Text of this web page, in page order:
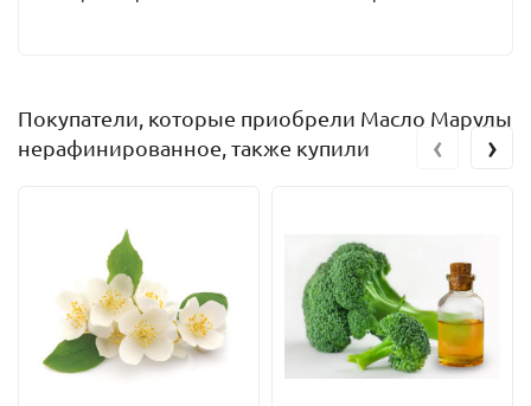
Покупатели, которые приобрели Масло Марулы
нерафинированное, также купили
‹ ›